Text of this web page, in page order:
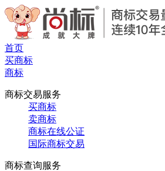
首页
买商标
商标
商标交易服务
买商标
卖商标
商标在线公证
国际商标交易
商标查询服务